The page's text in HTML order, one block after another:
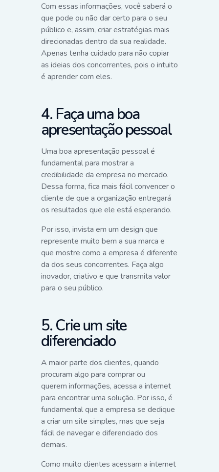
Com essas informações, você saberá o
que pode ou não dar certo para o seu
público e, assim, criar estratégias mais
direcionadas dentro da sua realidade.
Apenas tenha cuidado para não copiar
as ideias dos concorrentes, pois o intuito
é aprender com eles.
4. Faça uma boa
apresentação pessoal
Uma boa apresentação pessoal é
fundamental para mostrar a
credibilidade da empresa no mercado.
Dessa forma, fica mais fácil convencer o
cliente de que a organização entregará
os resultados que ele está esperando.
Por isso, invista em um design que
represente muito bem a sua marca e
que mostre como a empresa é diferente
da dos seus concorrentes. Faça algo
inovador, criativo e que transmita valor
para o seu público.
5. Crie um site
diferenciado
A maior parte dos clientes, quando
procuram algo para comprar ou
querem informações, acessa a internet
para encontrar uma solução. Por isso, é
fundamental que a empresa se dedique
a criar um site simples, mas que seja
fácil de navegar e diferenciado dos
demais.
Como muito clientes acessam a internet